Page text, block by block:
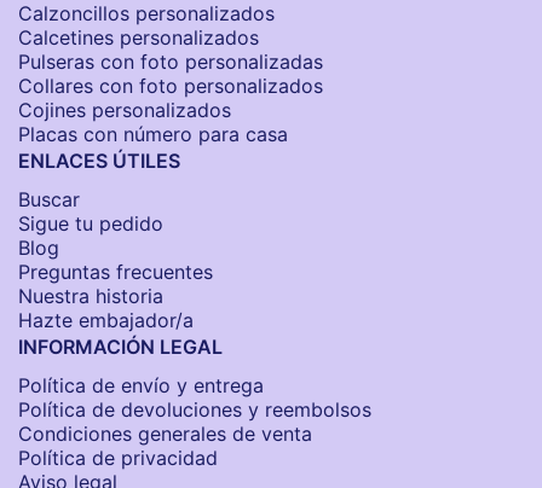
Calzoncillos personalizados​
Calcetines personalizados
Pulseras con foto personalizadas
Collares con foto personalizados
Cojines personalizados
Placas con número para casa
ENLACES ÚTILES
Buscar
Sigue tu pedido
Blog
Preguntas frecuentes
Nuestra historia
Hazte embajador/a
INFORMACIÓN LEGAL
Política de envío y entrega
Política de devoluciones y reembolsos
Condiciones generales de venta
Política de privacidad
Aviso legal